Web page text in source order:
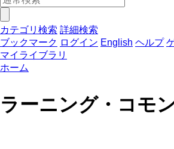
カテゴリ検索 詳細検索
ブックマーク ログイン English ヘルプ
マイライブラリ
ホーム
ラーニング・コモ